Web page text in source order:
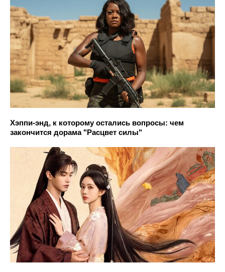
Хэппи-энд, к которому остались вопросы: чем
закончится дорама "Расцвет силы"